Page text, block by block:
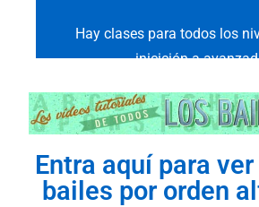
Hay clases para todos los
inicición a
Entra aquí para
bailes por orden